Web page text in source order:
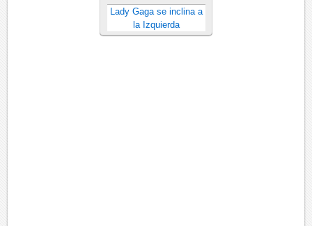
Lady Gaga se inclina a
la Izquierda